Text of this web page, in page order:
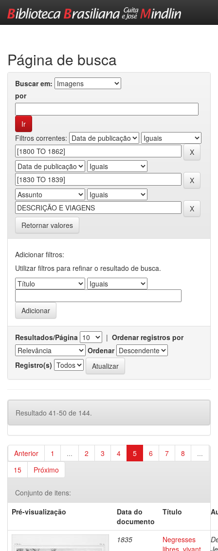
Página de busca
Buscar em:
por
Filtros correntes:
Retornar valores
Adicionar filtros:
Utilizar filtros para refinar o resultado de busca.
Resultados/Página | Ordenar registros por
Ordenar
Registro(s)
Resultado 41-50 de 144.
Anterior 1 ... 2 3 4 5 6 7 8
...
15
Próximo
Conjunto de itens:
Pré-visualização
Data do
documento
Título
1835
Negresses
libres, vivant